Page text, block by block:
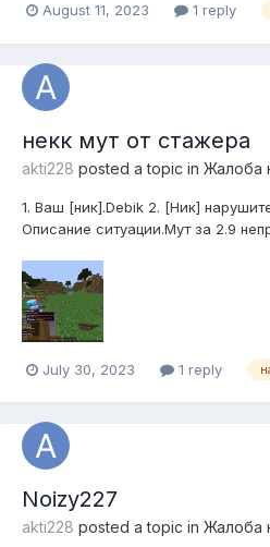
August 11, 2023 1 reply
некк мут от стажера
akti228 posted a topic in Жалоба
1. Ваш [ник].Debik 2. [Ник]
Описание ситуации.Мут за 2.9
(Скриншот/Видео).
July 30, 2023 1 reply
Noizy227
akti228 posted a topic in Жалоба